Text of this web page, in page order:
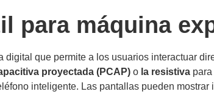
para máquina
que permite a los usuarios interactuar
proyectada (PCAP) o la resistiva
inteligente. Las pantallas pueden